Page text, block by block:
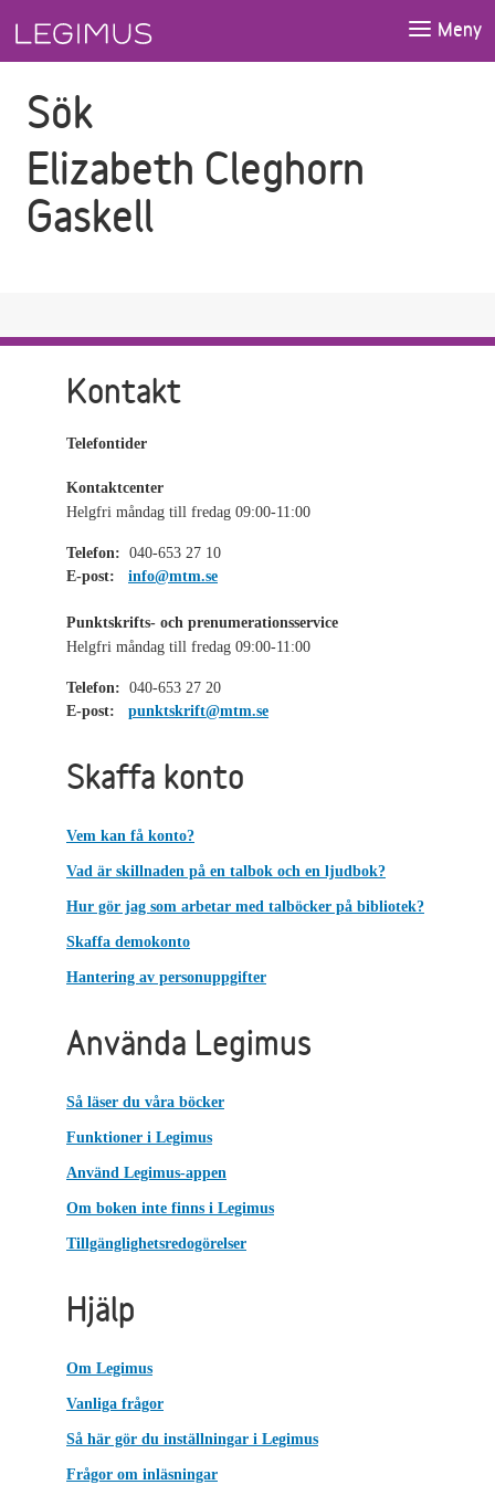
Meny
Sök
Elizabeth Cleghorn
Gaskell
Kontakt
Telefontider
Kontaktcenter
Helgfri måndag till fredag 09:00-11:00
Telefon: 040-653 27 10
E-post:
info@mtm.se
Punktskrifts- och prenumerationsservice
Helgfri måndag till fredag 09:00-11:00
Telefon: 040-653 27 20
E-post:
punktskrift@mtm.se
Skaffa konto
Vem kan få konto?
Vad är skillnaden på en talbok och en ljudbok?
Hur gör jag som arbetar med talböcker på bibliotek?
Skaffa demokonto
Hantering av personuppgifter
Använda Legimus
Så läser du våra böcker
Funktioner i Legimus
Använd Legimus-appen
Om boken inte finns i Legimus
Tillgänglighetsredogörelser
Hjälp
Om Legimus
Vanliga frågor
Så här gör du inställningar i Legimus
Frågor om inläsningar